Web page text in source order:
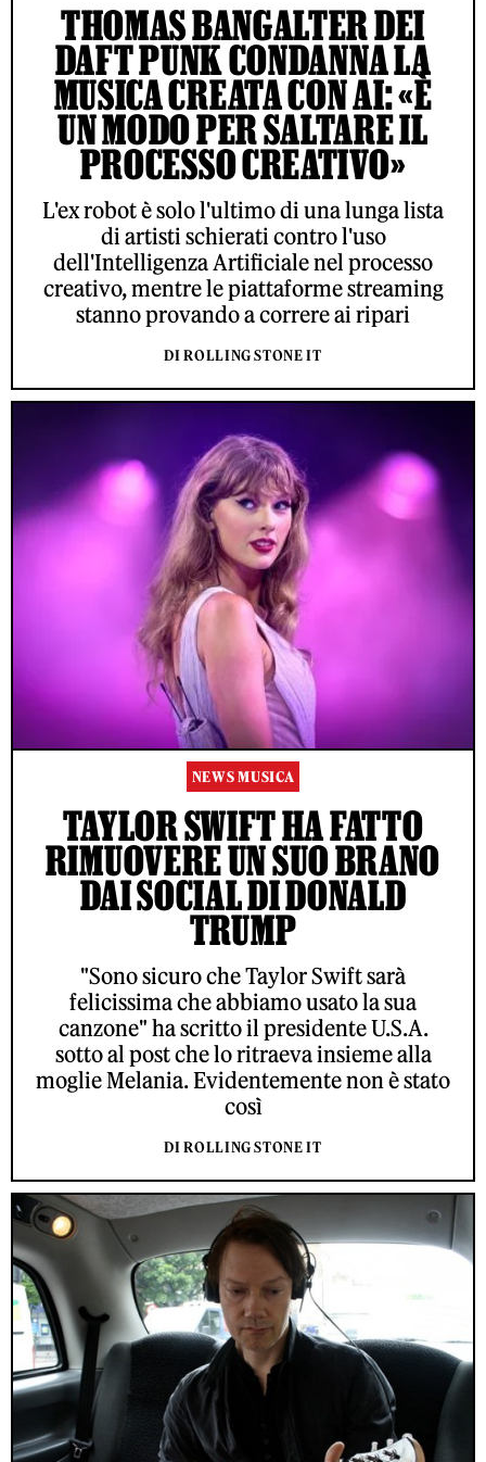
THOMAS BANGALTER DEI
DAFT PUNK CONDANNA LA
MUSICA CREATA CON AI: «È
UN MODO PER SALTARE IL
PROCESSO CREATIVO»
L'ex robot è solo l'ultimo di una lunga lista
di artisti schierati contro l'uso
dell'Intelligenza Artificiale nel processo
creativo, mentre le piattaforme streaming
stanno provando a correre ai ripari
DI ROLLING STONE IT
NEWS MUSICA
TAYLOR SWIFT HA FATTO
RIMUOVERE UN SUO BRANO
DAI SOCIAL DI DONALD
TRUMP
"Sono sicuro che Taylor Swift sarà
felicissima che abbiamo usato la sua
canzone" ha scritto il presidente U.S.A.
sotto al post che lo ritraeva insieme alla
moglie Melania. Evidentemente non è stato
così
DI ROLLING STONE IT